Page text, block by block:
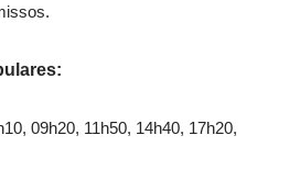
09h20, 11h50, 14h40, 17h20,